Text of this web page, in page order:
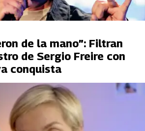
de la mano”: Filtran
de Sergio Freire con
conquista